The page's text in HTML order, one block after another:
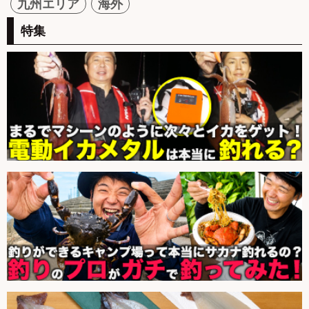
九州エリア
海外
特集